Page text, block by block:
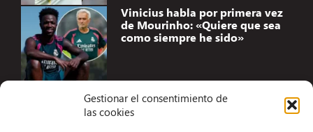
Gestionar el consentimiento de
las cookies
Vinicius habla por primera vez
de Mourinho: «Quiere que sea
como siempre he sido»